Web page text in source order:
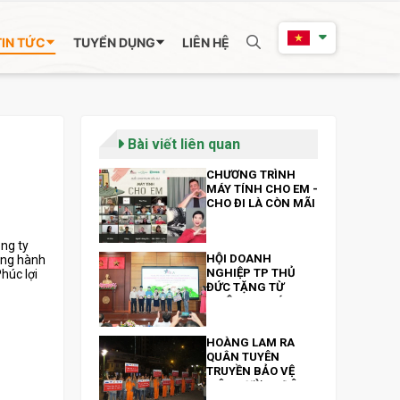
TỨC TUYỂN DỤNG LIÊN HỆ
ty
hành
lợi
Bài viết liên quan
CHƯƠNG TRÌNH
MÁY TÍNH CHO EM -
CHO ĐI LÀ CÒN MÃI
HỘI DOANH
NGHIỆP TP THỦ
ĐỨC TẶNG TỪ
THIỆN 300 MÁY
NGÀY 13/10
HOÀNG LAM RA
QUÂN TUYÊN
TRUYỀN BẢO VỆ
MÔI TRƯỜNG ĐÊM